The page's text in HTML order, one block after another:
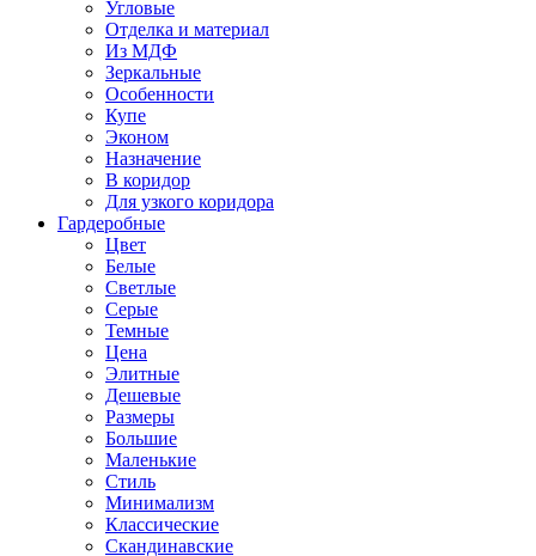
Угловые
Отделка и материал
Из МДФ
Зеркальные
Особенности
Купе
Эконом
Назначение
В коридор
Для узкого коридора
Гардеробные
Цвет
Белые
Светлые
Серые
Темные
Цена
Элитные
Дешевые
Размеры
Большие
Маленькие
Стиль
Минимализм
Классические
Скандинавские